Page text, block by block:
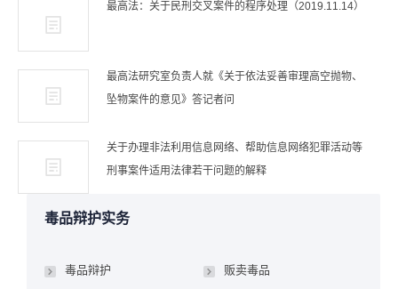
最高法：关于民刑交叉案件的程序处理（2019.11.14）
最高法研究室负责人就《关于依法妥善审理高空抛物、
坠物案件的意见》答记者问
关于办理非法利用信息网络、帮助信息网络犯罪活动等
刑事案件适用法律若干问题的解释
毒品辩护实务
毒品辩护 贩卖毒品